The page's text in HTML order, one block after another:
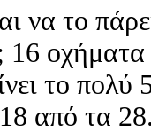
να το
οχήματα
το
από τα